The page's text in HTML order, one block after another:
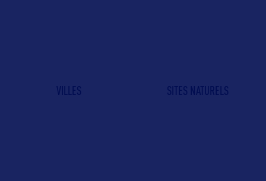
VILLES SITES NATURELS